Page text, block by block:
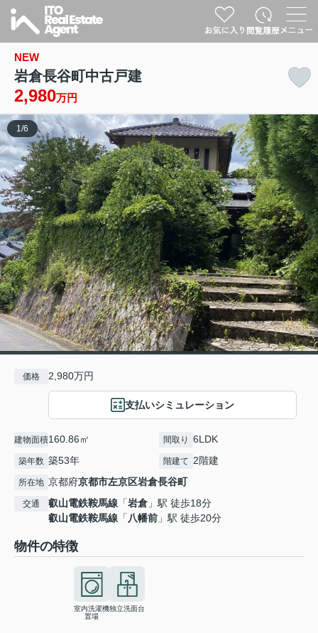
NEW
岩倉長谷町中古戸建
2,980万円
1 /6
価格 2,980万円
支払いシミュレーション
建物面積160.86㎡ 間取り 6LDK
築年数 築53年 階建て 2階建
所在地 京都府京都市左京区岩倉長谷町
交通 叡山電鉄鞍馬線 「岩倉 」駅 徒歩18分
叡山電鉄鞍馬線 「 八幡前 」駅 徒歩20分
物件の特徴
室内洗濯機
置場
独立洗面台